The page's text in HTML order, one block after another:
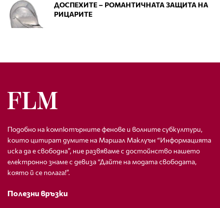
ДОСПЕХИТЕ – РОМАНТИЧНАТА ЗАЩИТА НА
РИЦАРИТЕ
Подобно на компютърните фенове и волните субкултури,
които цитират думите на Маршал Маклуън “Информацията
иска да е свободна”, ние развяваме с достойнство нашето
електронно знаме с девиза “Дайте на модата свободата,
която й се полага!”.
Полезни връзки